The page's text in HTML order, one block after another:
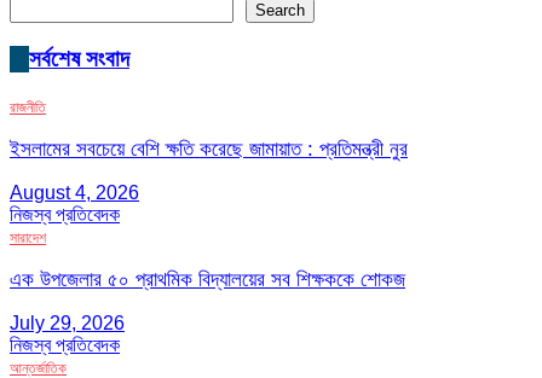
Search
সর্বশেষ সংবাদ
রাজনীতি
ইসলামের সবচেয়ে বেশি ক্ষতি করেছে জামায়াত : প্রতিমন্ত্রী নুর
August 4, 2026
নিজস্ব প্রতিবেদক
সারাদেশ
এক উপজেলার ৫০ প্রাথমিক বিদ্যালয়ের সব শিক্ষককে শোকজ
July 29, 2026
নিজস্ব প্রতিবেদক
আন্তর্জাতিক